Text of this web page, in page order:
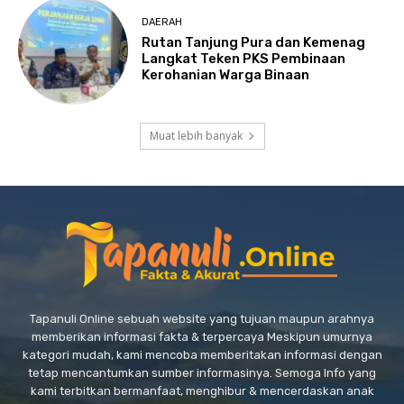
DAERAH
Rutan Tanjung Pura dan Kemenag
Langkat Teken PKS Pembinaan
Kerohanian Warga Binaan
Muat lebih banyak
Tapanuli Online sebuah website yang tujuan maupun arahnya
memberikan informasi fakta & terpercaya Meskipun umurnya
kategori mudah, kami mencoba memberitakan informasi dengan
tetap mencantumkan sumber informasinya. Semoga Info yang
kami terbitkan bermanfaat, menghibur & mencerdaskan anak